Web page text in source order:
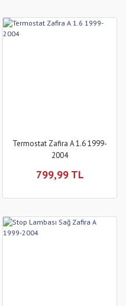
Termostat Zafira A 1.6 1999-
2004
799,99 TL